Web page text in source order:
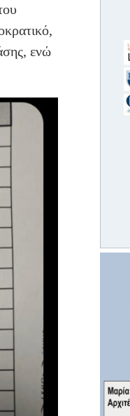
ενώ